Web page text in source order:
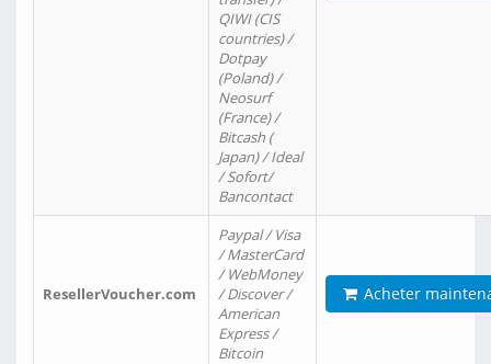
QIWI (CIS
countries) /
Dotpay
(Poland) /
Neosurf
(France) /
Bitcash (
Japan) / Ideal
/ Sofort/
Bancontact
ResellerVoucher.com
Paypal / Visa
/ MasterCard
/ WebMoney
/ Discover /
American
Express /
Bitcoin
Acheter